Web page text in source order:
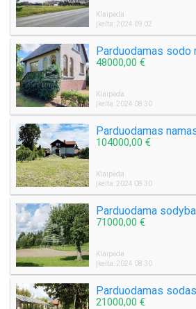
Klaipėda
Įkelta: 2024 09 02
48000,00 €
Klaipėda
Įkelta: 2024 08 30
104000,00 €
Klaipėda
Įkelta: 2024 08 30
71000,00 €
Klaipėda
Įkelta: 2024 08 30
21000,00 €